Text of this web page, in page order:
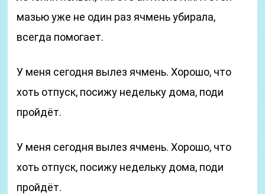
мазью уже не один раз ячмень убирала,
всегда помогает.
У меня сегодня вылез ячмень. Хорошо, что
хоть отпуск, посижу недельку дома, поди
пройдёт.
У меня сегодня вылез ячмень. Хорошо, что
хоть отпуск, посижу недельку дома, поди
пройдёт.